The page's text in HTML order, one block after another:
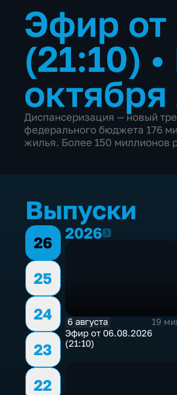
Эфир от
(21:10) •
Диспансеризация — новый
федерального бюджета 176
жилья. Более 150 миллионов
Выпуски
26
25
24
23
22
20262026
6 августа
19
Эфир от 06.08.2026
(21:10)